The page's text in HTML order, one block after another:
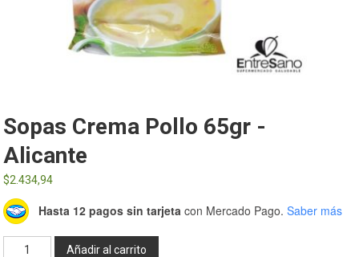
Sopas Crema Pollo 65gr -
Alicante
$2.434,94
Hasta 12 pagos sin tarjeta con Mercado Pago. Saber más
Sopas
Añadir al carrito